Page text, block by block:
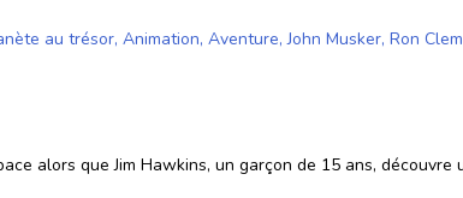
au trésor, Animation, Aventure,John Musker, Ron
alors que Jim Hawkins, un garçon de 15 ans,